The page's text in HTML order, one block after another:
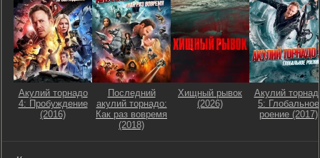
Акулий торнадо
4: Пробуждение
(2016)
Последний
акулий торнадо:
Как раз вовремя
(2018)
Хищный рывок
(2026)
Акулий
5: Глобальное
роение (2017)